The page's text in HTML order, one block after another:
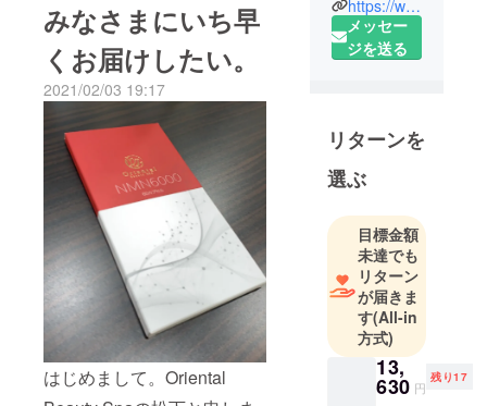
朝1カプセル、夜1カプセル
飲んでいます。まとめて2カ
プセル飲むよりか、1カプセ
ルずつ時間をずらして飲ん
だ方がしっかり吸収され
て、効果が持続するのでは
ないかと勝手に考えており
ます。さて、ほんとです
か？と疑うかもしれません
が、最初に1カプセル飲んだ
ときは、鬱々とした気分が
パッと晴れました。それ
は、色々な方から伺ってい
みなさまにいち早
くお届けしたい。
2021/02/03 19:17
はじめまして。Oriental
案🌹私たち
は、世界中
産者が丹精
込めて作っ
た極上の商
品を集めて
います。 あ
なたの時間
を豊かにす
る極上の商
品をお届け
致します✨
https://www.instagram.com/orientalbeautyspa_llc/
メッセー
ジを送る
リターンを
選ぶ
目標金額
未達でも
リターン
が届きま
す(All-in
方式)
13,
630 円
残り17